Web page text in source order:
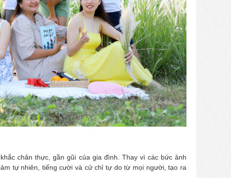
chân thực, gần gũi của gia đình. Thay vì các bức ảnh
tự nhiên, tiếng cười và cử chỉ tự do từ mọi người, tạo ra